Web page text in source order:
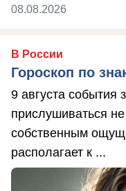
08.08.2026
В России
Гороскоп по
9 августа события
прислушиваться
собственным
располагает к ...